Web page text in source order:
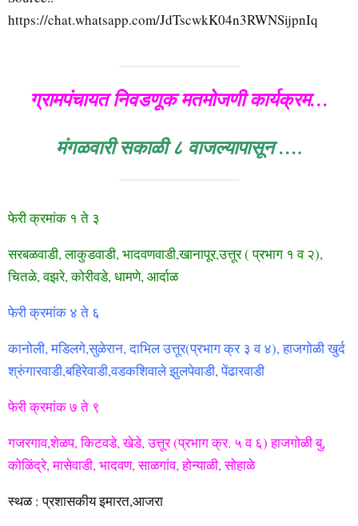
https://chat.whatsapp.com/JdTscwkK04n3RWNSijpnIq
ग्रामपंचायत निवडणूक मतमोजणी कार्यक्रम…
मंगळवारी सकाळी ८ वाजल्यापासून ….
फेरी क्रमांक १ ते ३
सरबळवाडी, लाकुडवाडी, भादवणवाडी,खानापूर,उत्तूर ( प्रभाग १ व २),
चितळे, वझरे, कोरीवडे, धामणे, आर्दाळ
फेरी क्रमांक ४ ते ६
कानोली, मडिलगे,सुळेरान, दाभिल उत्तूर(प्रभाग क्र ३ व ४), हाजगोळी खुर्द
श्रुंगारवाडी,बहिरेवाडी,वडकशिवाले झुलपेवाडी, पेंढारवाडी
फेरी क्रमांक ७ ते ९
गजरगाव,शेळप, किटवडे, खेडे, उत्तूर (प्रभाग क्र. ५ व ६) हाजगोळी बु,
कोळिंद्रे, मासेवाडी, भादवण, साळगांव, होन्याळी, सोहाळे
स्थळ : प्रशासकीय इमारत,आजरा